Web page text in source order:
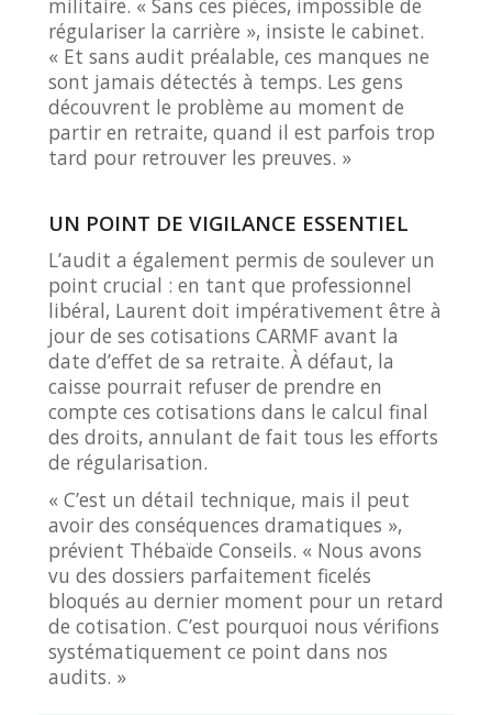
régulariser la carrière », insiste le cabinet.
« Et sans audit préalable, ces manques ne
sont jamais détectés à temps. Les gens
découvrent le problème au moment de
partir en retraite, quand il est parfois trop
tard pour retrouver les preuves. »
UN POINT DE VIGILANCE ESSENTIEL
L’audit a également permis de soulever un
point crucial : en tant que professionnel
libéral, Laurent doit impérativement être à
jour de ses cotisations CARMF avant la
date d’effet de sa retraite. À défaut, la
caisse pourrait refuser de prendre en
compte ces cotisations dans le calcul final
des droits, annulant de fait tous les efforts
de régularisation.
« C’est un détail technique, mais il peut
avoir des conséquences dramatiques »,
prévient Thébaïde Conseils. « Nous avons
vu des dossiers parfaitement ficelés
bloqués au dernier moment pour un retard
de cotisation. C’est pourquoi nous vérifions
systématiquement ce point dans nos
audits. »